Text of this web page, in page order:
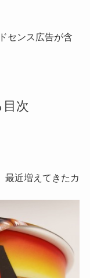
センス広告が含
次
最近増えてきたカ